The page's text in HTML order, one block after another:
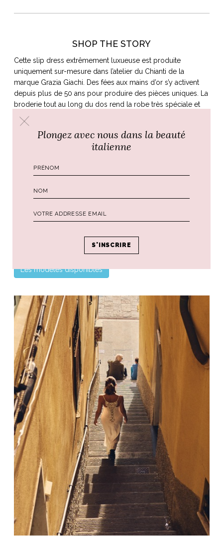
SHOP THE STORY
Cette slip dress extrêmement luxueuse est produite
uniquement sur-mesure dans l’atelier du Chianti de la
marque Grazia Giachi. Des fées aux mains d’or s’y activent
depuis plus de 50 ans pour produire des pièces uniques. La
broderie tout au long du dos rend la robe très spéciale et
peut être adaptée pour une robe de mariée intemporelle.
Me contacter pour la commande
atelier@www.alidifirenze.fr
Je porte deux colliersFragmenta signés Cristiano
totalement unique et représente une fresque del Grottesco
chaîne au choix. Fabriqué à la main à Florence par un artisan
Les modèles disponibles
Plongez avec nous dans la beauté
italienne